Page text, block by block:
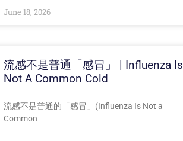
June 18, 2026
流感不是普通「感冒」 | Influenza Is
Not A Common Cold
流感不是普通的「感冒」(Influenza Is Not a
Common